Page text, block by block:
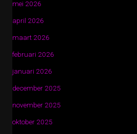
mei 2026
april 2026
maart 2026
februari 2026
januari 2026
december 2025
november 2025
oktober 2025